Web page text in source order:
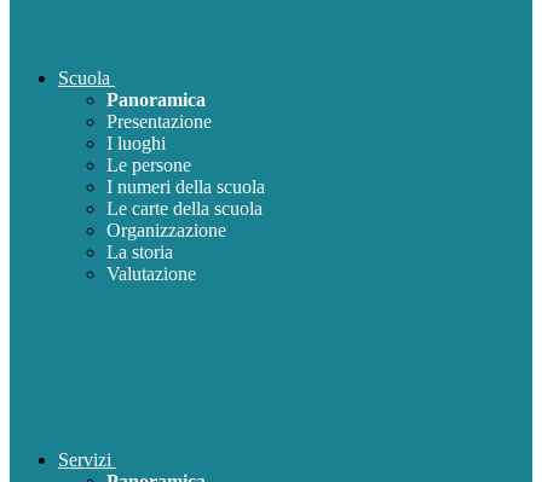
Scuola
Panoramica
Presentazione
I luoghi
Le persone
I numeri della scuola
Le carte della scuola
Organizzazione
La storia
Valutazione
Servizi